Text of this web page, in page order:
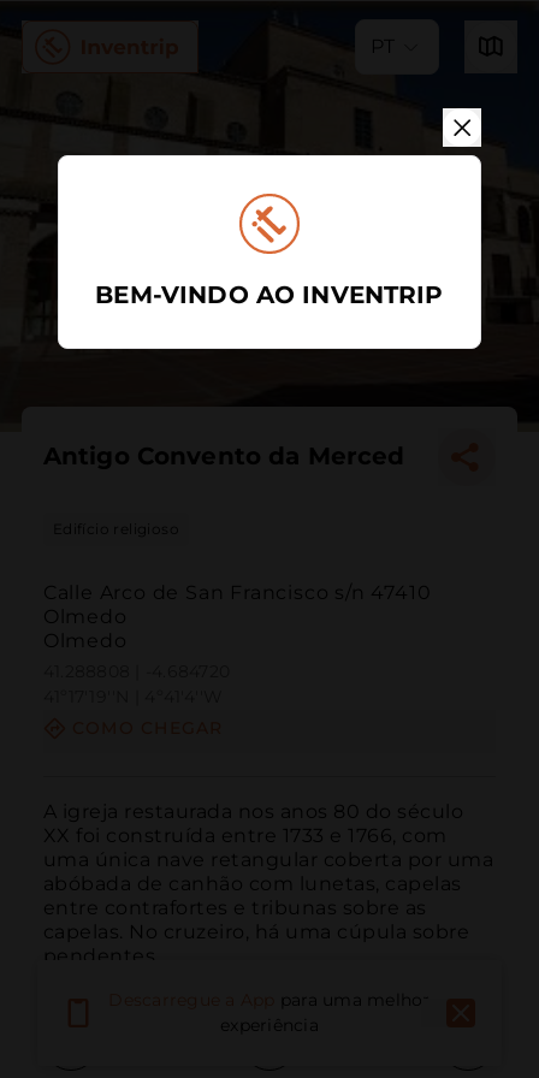
PT
Antigo Convento da Merced
Edifício religioso
Calle Arco de San Francisco s/n 47410
Olmedo
Olmedo
A igreja restaurada nos anos 80 do século
XX foi construída entre 1733 e 1766, com
uma única nave retangular coberta por uma
abóbada de canhão com lunetas, capelas
entre contrafortes e tribunas sobre as
capelas. No cruzeiro, há uma cúpula sobre
pendentes.
para uma melhor
experiência
BEM-VINDO AO INVENTRIP